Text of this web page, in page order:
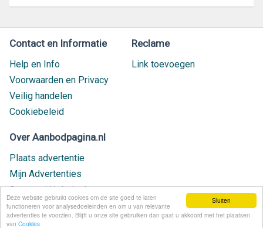
Sluiten
Deze website gebruikt cookies om de site goed te laten
functioneren voor analysedoeleinden en om u van relevante
advertenties te voorzien. Blijft u onze site gebruiken dan gaat u akkoord met het plaatsen
van Cookies
Contact en Informatie
Help en Info
Voorwaarden en Privacy
Veilig handelen
Cookiebeleid
Reclame
Link toevoegen
Over Aanbodpagina.nl
Plaats advertentie
Mijn Advertenties
Contact / Helpdesk
Nieuw geplaatst